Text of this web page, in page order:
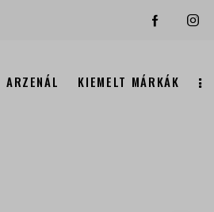
ARZENÁL KIEMELT MÁRKÁK